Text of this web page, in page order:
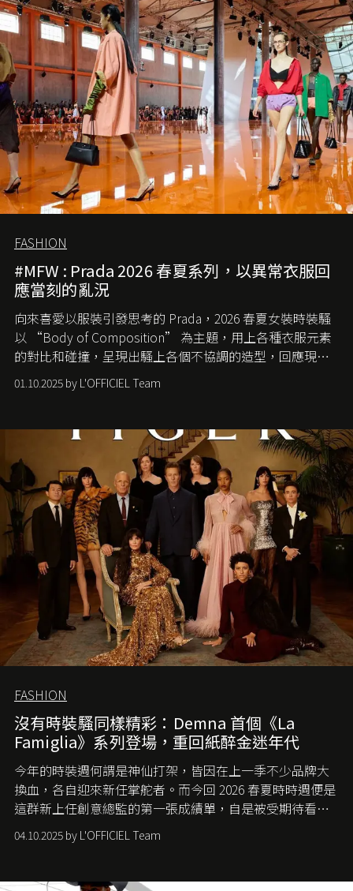
歲月，回顧 2.55 的誕生故事。
FASHION
#MFW : Prada 2026 春夏系列，以異常衣服回
應當刻的亂況
向來喜愛以服裝引發思考的 Prada，2026 春夏女裝時裝騷
以 “Body of Composition” 為主題，用上各種衣服元素
的對比和碰撞，呈現出騷上各個不協調的造型，回應現今
社會各種資訊、文化超載的現象。
01.10.2025 by L'OFFICIEL Team
FASHION
沒有時裝騷同樣精彩：Demna 首個《La
Famiglia》系列登場，重回紙醉金迷年代
今年的時裝週何謂是神仙打架，皆因在上一季不少品牌大
換血，各自迎來新任掌舵者。而今回 2026 春夏時時週便是
這群新上任創意總監的第一張成績單，自是被受期待看他
們如何各顯神通。意大利老牌 Gucci 在過去幾個季度業績
難已救回，開雲集團任命成功曾翻轉 Balenciaga 的愛將
團市值一日蒸發 30 億美元，大眾擔心走得太前的 Demna
04.10.2025 by L'OFFICIEL Team